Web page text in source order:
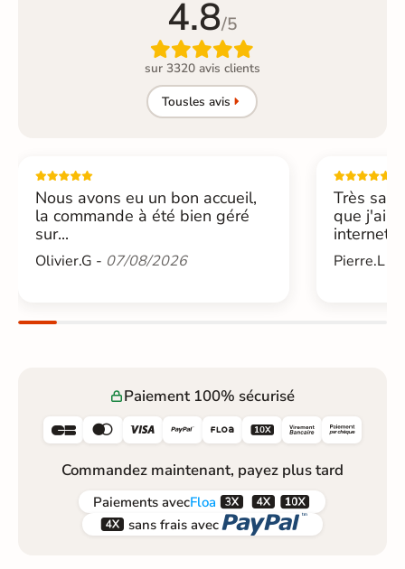
4.8/5

sur 3320 avis clients
Tousles avis
Nous avons eu un bon accueil,
la commande à été bien géré
sur...
Olivier.G - 07/08/2026
Très
que j'ai
internet....
Pierre.L -
Paiement 100% sécurisé
     
Commandez maintenant, payez plus tard
Paiements avecFloa  
 sans frais avec 